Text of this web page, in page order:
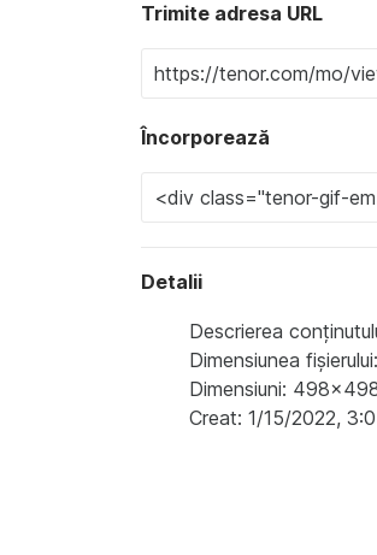
Trimite adresa URL
Încorporează
Detalii
Descrierea
Dimensiunea
Dimensiuni:
Creat: 1/15/2022,